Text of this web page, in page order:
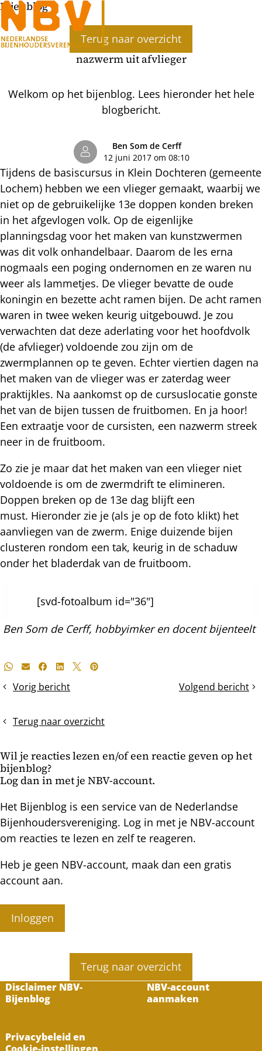
Bijenblog
Terug naar overzicht
nazwerm uit afvlieger
Welkom op het bijenblog. Lees hieronder het hele
blogbericht.
Ben Som de Cerff
12 juni 2017 om 08:10
Tijdens de basiscursus in Klein Dochteren (gemeente
Lochem) hebben we een vlieger gemaakt, waarbij we
niet op de gebruikelijke 13e doppen konden breken
in het afgevlogen volk. Op de eigenlijke
planningsdag voor het maken van kunstzwermen
was dit volk onhandelbaar. Daarom de les erna
nogmaals een poging ondernomen en ze waren nu
weer als lammetjes. De vlieger bevatte de oude
koningin en bezette acht ramen bijen. De acht ramen
waren in twee weken keurig uitgebouwd. Je zou
verwachten dat deze aderlating voor het hoofdvolk
(de afvlieger) voldoende zou zijn om de
zwermplannen op te geven. Echter viertien dagen na
het maken van de vlieger was er zaterdag weer
praktijkles. Na aankomst op de cursuslocatie gonste
het van de bijen tussen de fruitbomen. En ja hoor!
Een extraatje voor de cursisten, een nazwerm streek
neer in de fruitboom.
Zo zie je maar dat het maken van een vlieger niet
voldoende is om de zwermdrift te elimineren.
Doppen breken op de 13e dag blijft een
must. Hieronder zie je (als je op de foto klikt) het
aanvliegen van de zwerm. Enige duizende bijen
clusteren rondom een tak, keurig in de schaduw
onder het bladerdak van de fruitboom.
[svd-fotoalbum id="36"]
Ben Som de Cerff, hobbyimker en docent bijenteelt
Deel
bericht
Whatsapp
E-mailFacebook
LinkedIn
X Pinterest
Vorig bericht
Van
naar
kast
Volgend bericht
wasdop
moerwisseling
Terug naar overzicht
Wil je reacties lezen en/of een reactie geven op het
bijenblog?
Log dan in met je NBV-account.
Het Bijenblog is een service van de Nederlandse
Bijenhoudersvereniging. Log in met je NBV-account
om reacties te lezen en zelf te reageren.
Heb je geen NBV-account, maak dan een gratis
account aan.
Inloggen
Terug naar overzicht
Disclaimer NBV-
Bijenblog
NBV-account
aanmaken
Privacybeleid en